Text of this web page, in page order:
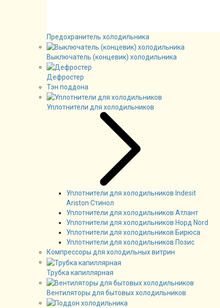
Предохранитель холодильника
Выключатель (концевик) холодильника
Дефростер
Тэн поддона
Уплотнители для холодильников
Уплотнители для холодильников Indesit
Ariston Стинол
Уплотнители для холодильников Атлант
Уплотнители для холодильников Норд Nord
Уплотнители для холодильников Бирюса
Уплотнители для холодильников Позис
Компрессоры для холодильных витрин
Трубка капиллярная
Вентиляторы для бытовых холодильников